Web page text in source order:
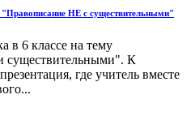
"Правописание НЕ с существительными"
в 6 классе на тему
существительными". К
где учитель вместе